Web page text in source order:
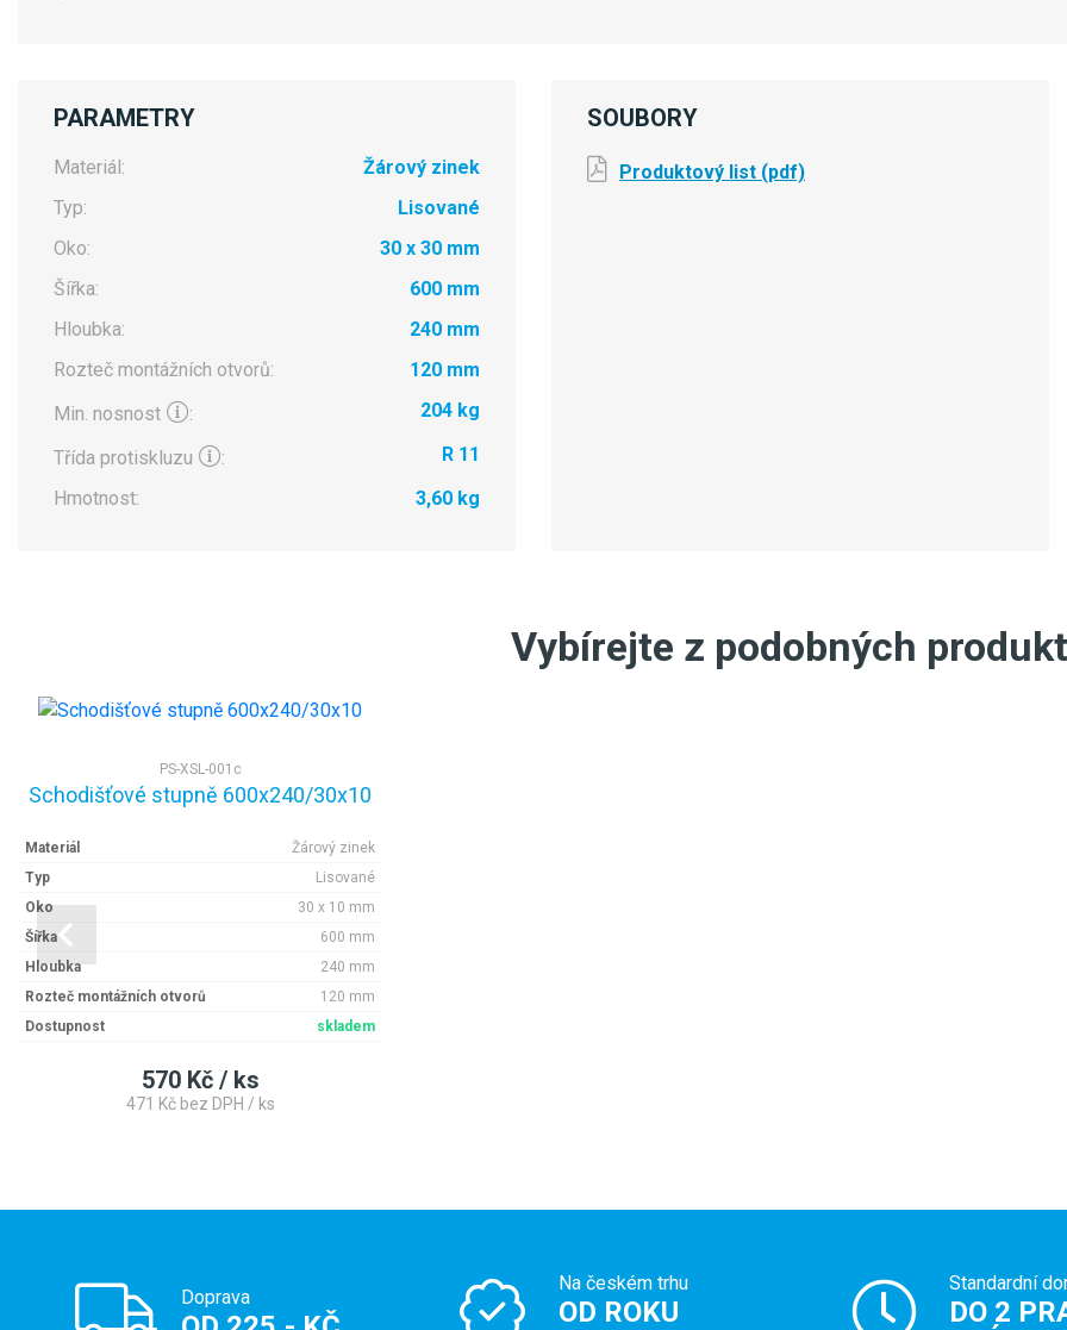
PARAMETRY
Materiál:
Žárový zinek
Typ:
Lisované
Oko:
30 x 30 mm
Šířka:
600 mm
Hloubka:
240 mm
Rozteč montážních otvorů:
120 mm
Min. nosnost
: 204 kg
Třída protiskluzu :
R 11
Hmotnost:
3,60 kg
SOUBORY
Produktový list (pdf)
Vybírejte z podobných
PS-XSL-001c
Schodišťové stupně 600x240/30x10
Materiál
Žárový zinek
Typ
Lisované
Oko
30 x 10 mm
Šířka
600 mm
Hloubka
240 mm
Rozteč montážních otvorů
120 mm
Dostupnost
skladem
570 Kč / ks
471 Kč bez DPH / ks
Doprava
Na českém trhu
OD ROKU
Standardní
DO 2